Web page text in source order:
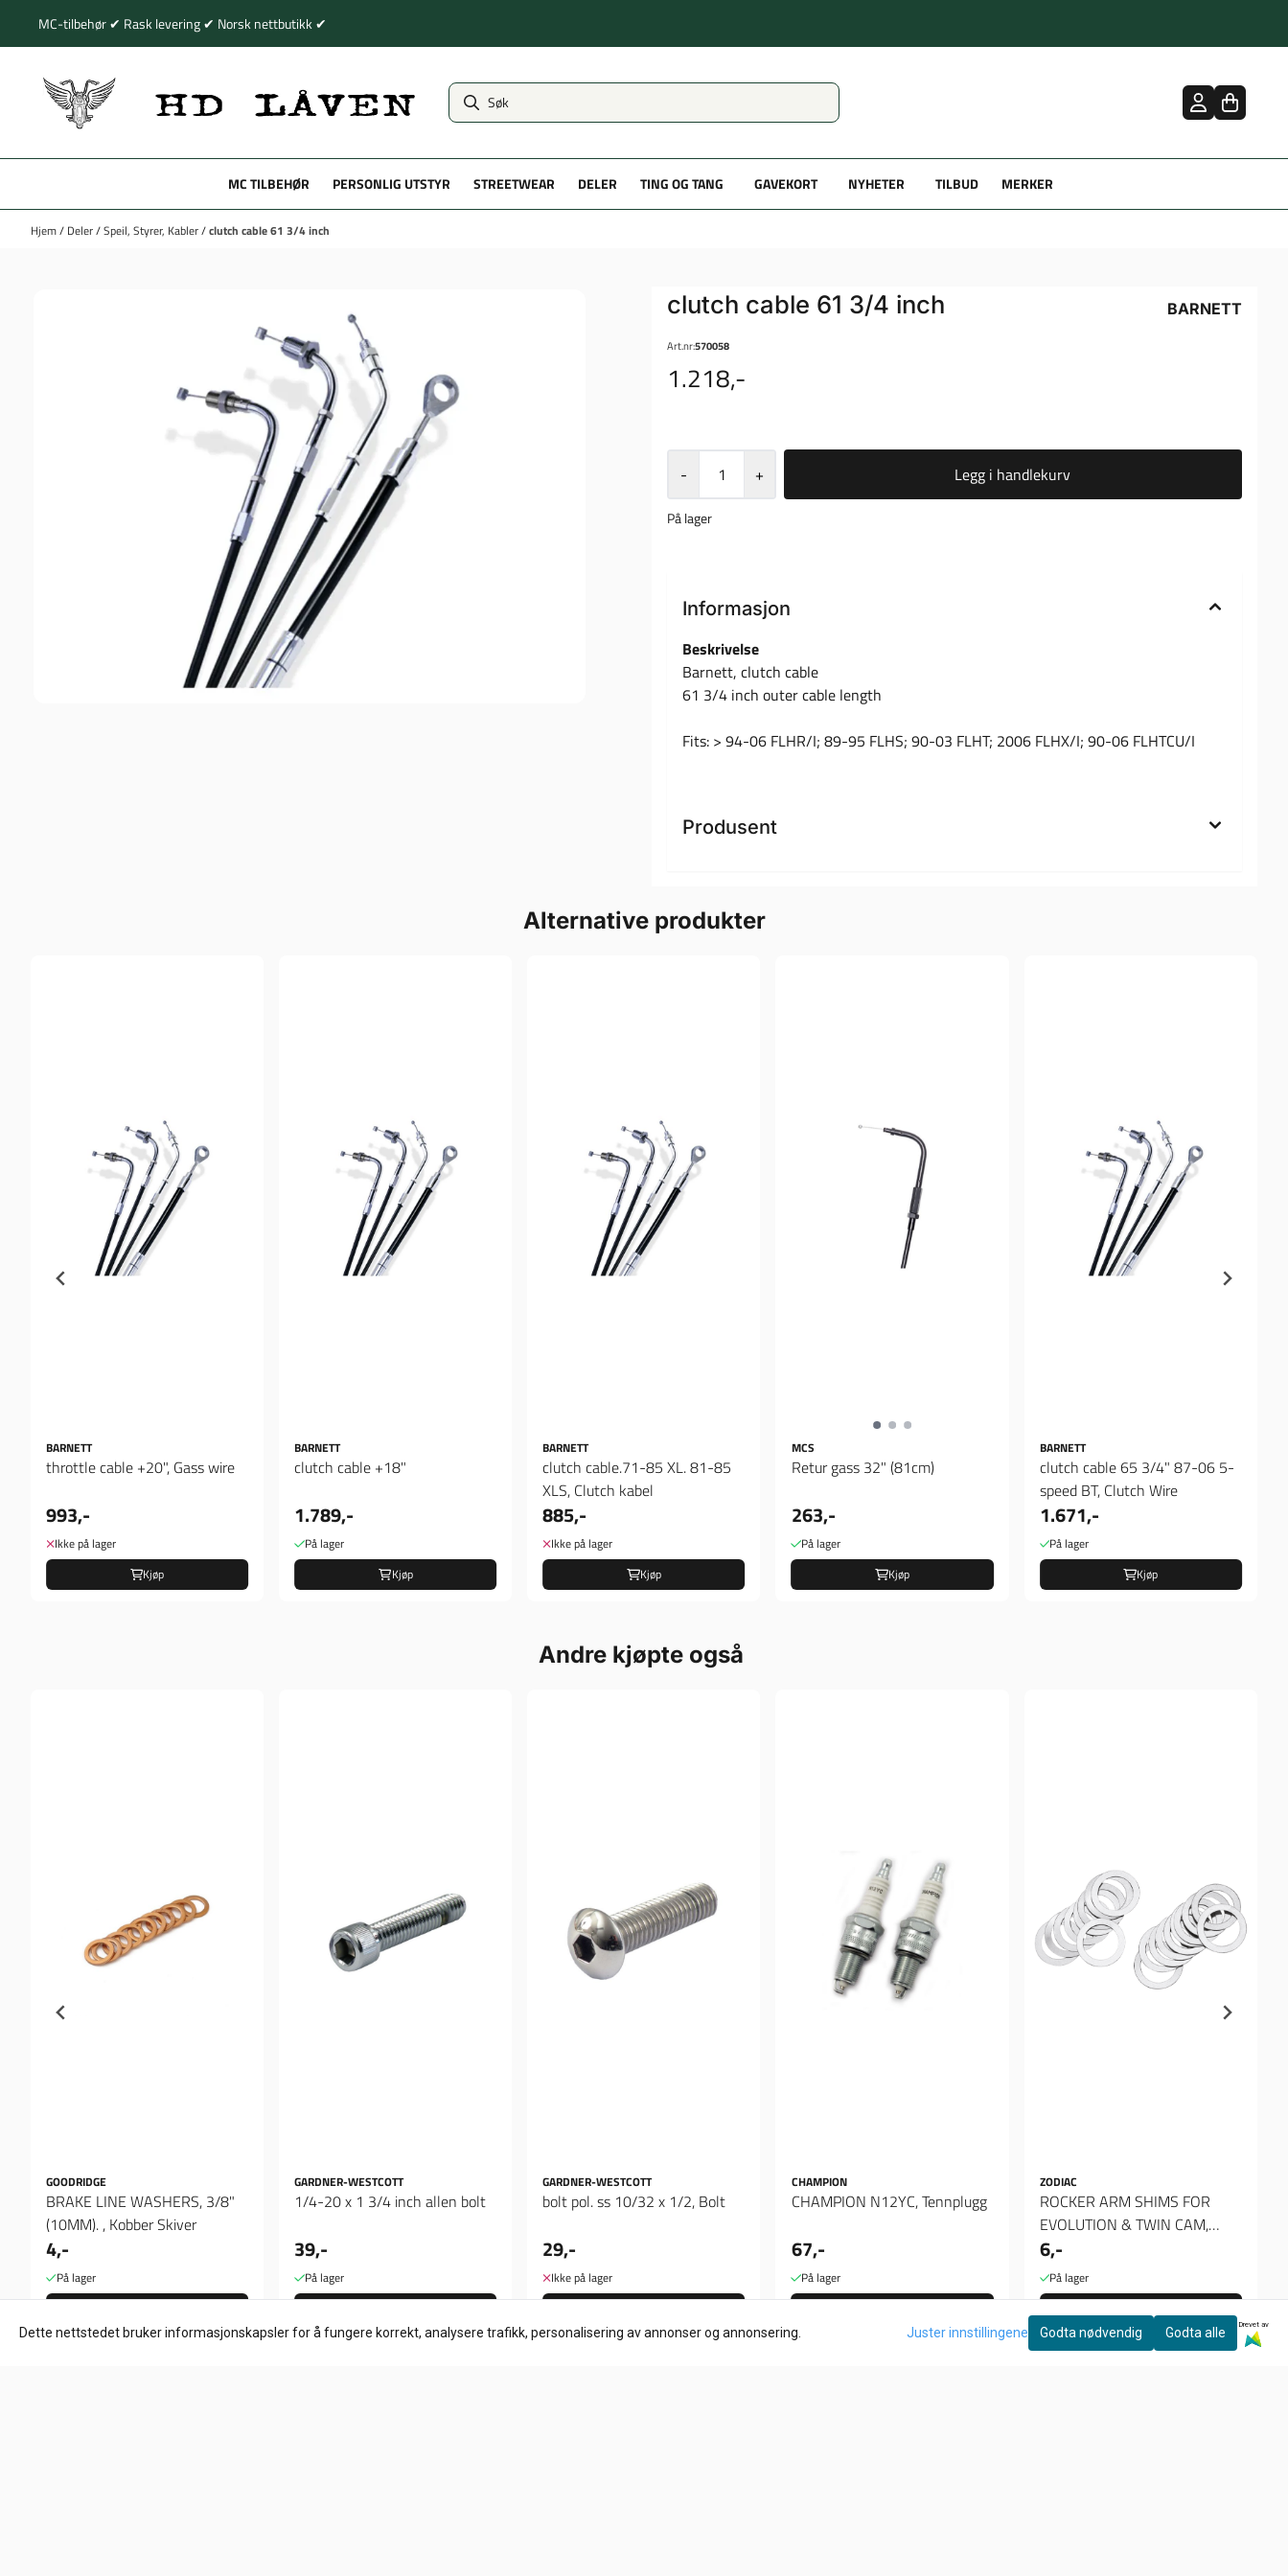
Hopp til innhold
MC-tilbehør ✔ Rask levering ✔ Norsk nettbutikk ✔
MC TILBEHØR PERSONLIG UTSTYR STREETWEAR DELER TING OG TANG GAVEKORT NYHETER TILBUD MERKER
Hjem/ Deler/Speil, Styrer, Kabler/clutch cable 61 3/4 inch
clutch cable 61 3/4 inch BARNETT
Art.nr:570058
1.218,-
- + Legg i handlekurv
På lager
Informasjon
Beskrivelse
Barnett, clutch cable
61 3/4 inch outer cable length
Fits: > 94-06 FLHR/I; 89-95 FLHS; 90-03 FLHT; 2006 FLHX/I; 90-06 FLHTCU/I
Produsent
Alternative produkter
BARNETT
throttle cable +20", Gass wire
993,-
Ikke på lager
Kjøp
BARNETT
clutch cable +18"
1.789,-
På lager
Kjøp
BARNETT
clutch cable.71-85 XL. 81-85
XLS, Clutch kabel
885,-
Ikke på lager
Kjøp
MCS
Retur gass 32" (81cm)
263,-
På lager
Kjøp
BARNETT
clutch cable 65 3/4" 87-06 5-
speed BT, Clutch Wire
1.671,-
På lager
Kjøp
Andre kjøpte også
GOODRIDGE
BRAKE LINE WASHERS, 3/8"
(10MM). , Kobber Skiver
4,-
På lager
GARDNER-WESTCOTT
1/4-20 x 1 3/4 inch allen bolt
39,-
På lager
GARDNER-WESTCOTT
bolt pol. ss 10/32 x 1/2, Bolt
29,-
Ikke på lager
CHAMPION
CHAMPION N12YC, Tennplugg
67,-
På lager
ZODIAC
ROCKER ARM SHIMS FOR
EVOLUTION & TWIN CAM,
Spacer 020"
6,-
På lager
Dette nettstedet bruker informasjonskapsler for å fungere korrekt, analysere trafikk, personalisering av annonser og annonsering. Juster innstillingene Godta nødvendig Godta alle
Drevet av